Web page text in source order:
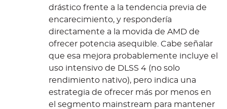
drástico frente a la tendencia previa de
encarecimiento, y respondería
directamente a la movida de AMD de
ofrecer potencia asequible. Cabe señalar
que esa mejora probablemente incluye el
uso intensivo de DLSS 4 (no solo
rendimiento nativo), pero indica una
estrategia de ofrecer más por menos en
el segmento mainstream para mantener